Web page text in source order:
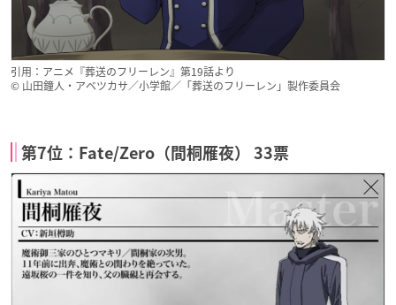
引用：アニメ『葬送のフリーレン』第19話より
© 山田鐘人・アベツカサ／小学館／「葬送のフリーレン」製作委員会
第7位：Fate/Zero（間桐雁夜） 33票